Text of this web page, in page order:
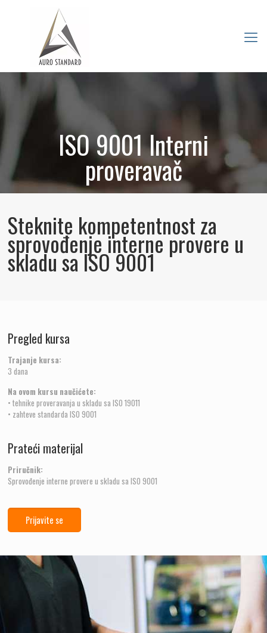
ISO 9001 Interni
proveravač
Steknite kompetentnost za
sprovođenje interne provere u
skladu saISO 9001
Pregled kursa
Trajanje kursa:
3 dana
Na ovom kursu naučićete:
• tehnike proveravanja u skladu sa ISO 19011
• zahteve standarda ISO 9001
Prateći materijal
Priručnik:
Sprovođenje interne provere u skladu sa ISO 9001
Prijavite se